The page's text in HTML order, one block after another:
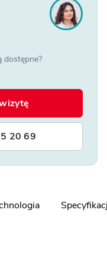
dostępne?
20 69